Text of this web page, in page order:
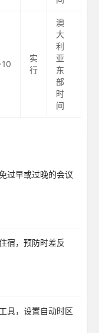
实
行
澳
大
利
亚
东
部
时
间
过早或过晚的会议
宿，预防时差反
具，设置自动时区